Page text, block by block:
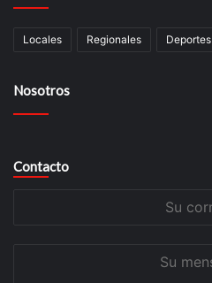
Locales Regionales Deportes
Nosotros
Contacto